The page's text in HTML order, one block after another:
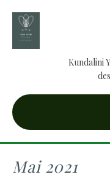
Kundalini
Mai 2021